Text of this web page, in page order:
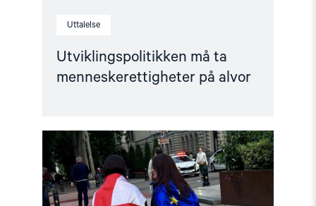
Uttalelse
Utviklingspolitikken må ta
menneskerettigheter på alvor
Read
article
"Norge
fremme
en